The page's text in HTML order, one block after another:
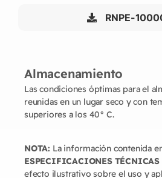
RNPE-
Almacenamiento
Las condiciones óptimas para el
reunidas en un lugar seco y con
superiores a los 40° C.
NOTA: La información contenida
ESPECIFICACIONES TÉCNICAS
efecto ilustrativo sobre el uso y